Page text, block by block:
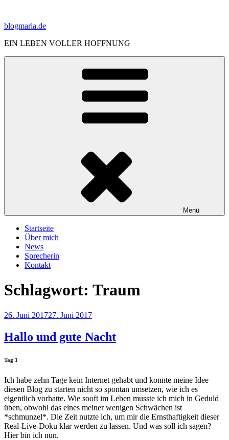
springen
blogmaria.de
EIN LEBEN VOLLER HOFFNUNG
Menü
Startseite
Über mich
News
Sprecherin
Kontakt
Schlagwort: Traum
Veröffentlicht
26. Juni 201727. Juni 2017
Hallo und gute Nacht
Tag 1
Ich habe zehn Tage kein Internet gehabt und konnte meine Idee
diesen Blog zu starten nicht so spontan umsetzen, wie ich es
eigentlich vorhatte. Wie sooft im Leben musste ich mich in Geduld
üben, obwohl das eines meiner wenigen Schwächen ist
*schmunzel*. Die Zeit nutzte ich, um mir die Ernsthaftigkeit dieser
Real-Live-Doku klar werden zu lassen. Und was soll ich sagen?
Hier bin ich nun.